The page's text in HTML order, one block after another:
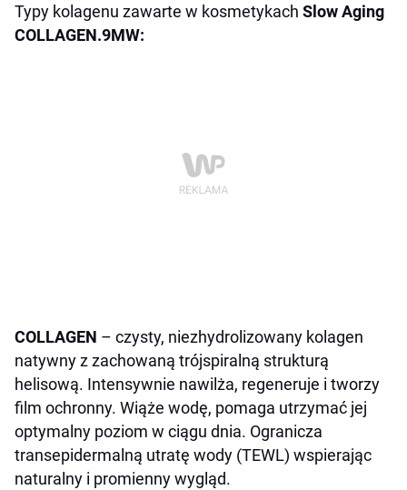
Typy kolagenu zawarte w kosmetykach Slow Aging
COLLAGEN.9MW:
COLLAGEN – czysty, niezhydrolizowany kolagen
natywny z zachowaną trójspiralną strukturą
helisową. Intensywnie nawilża, regeneruje i tworzy
film ochronny. Wiąże wodę, pomaga utrzymać jej
optymalny poziom w ciągu dnia. Ogranicza
transepidermalną utratę wody (TEWL) wspierając
naturalny i promienny wygląd.